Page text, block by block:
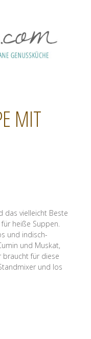
MIT
das vielleicht Beste
heiße Suppen.
und indisch-
und Muskat,
braucht für diese
und los